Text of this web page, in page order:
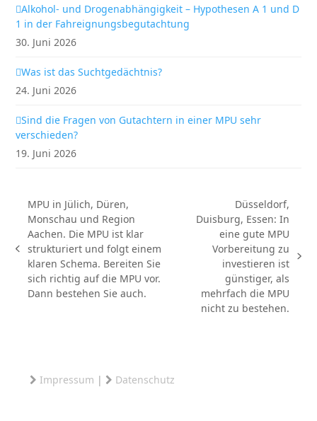
Alkohol- und Drogenabhängigkeit – Hypothesen A 1 und D
1 in der Fahreignungsbegutachtung
30. Juni 2026
Was ist das Suchtgedächtnis?
24. Juni 2026
Sind die Fragen von Gutachtern in einer MPU sehr
verschieden?
19. Juni 2026
vorheriger
Beitrag:
MPU in Jülich, Düren,
Monschau und Region
Aachen. Die MPU ist klar
strukturiert und folgt einem
klaren Schema. Bereiten Sie
sich richtig auf die MPU vor.
Dann bestehen Sie auch.
Nächster
Düsseldorf,
Duisburg, Essen: In
eine gute MPU
Vorbereitung zu
investieren ist
günstiger, als
mehrfach die MPU
nicht zu bestehen.
Impressum | Datenschutz